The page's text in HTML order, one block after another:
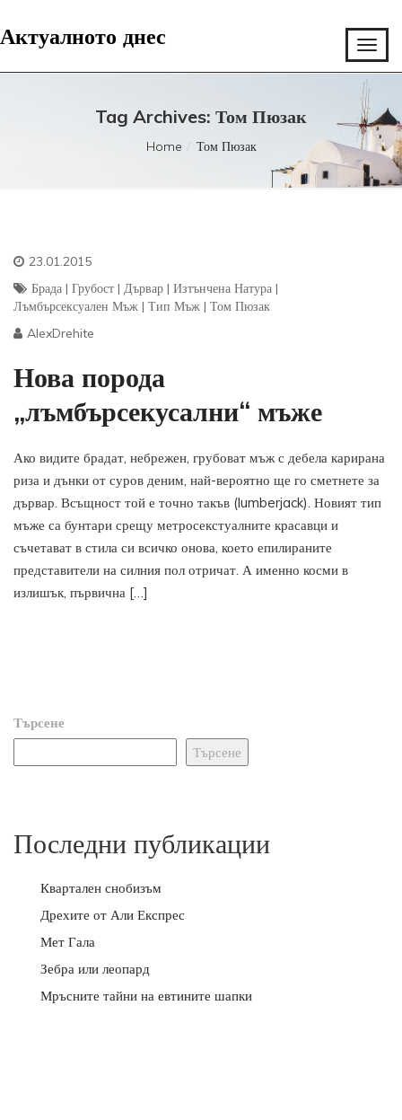
Актуалното днес
Tag Archives: Том Пюзак
Home Том Пюзак
23.01.2015
Брада | Грубост | Дървар | Изтънчена Натура |
Лъмбърсексуален Мъж | Тип Мъж | Том Пюзак
AlexDrehite
Нова порода
„лъмбърсекусални“ мъже
Ако видите брадат, небрежен, грубоват мъж с дебела карирана
риза и дънки от суров деним, най-вероятно ще го сметнете за
дървар. Всъщност той е точно такъв (lumberjack). Новият тип
мъже са бунтари срещу метросекстуалните красавци и
съчетават в стила си всичко онова, което епилираните
представители на силния пол отричат. А именно косми в
излишък, първична […]
Търсене
Търсене
Последни публикации
Квартален снобизъм
Дрехите от Али Експрес
Мет Гала
Зебра или леопард
Мръсните тайни на евтините шапки